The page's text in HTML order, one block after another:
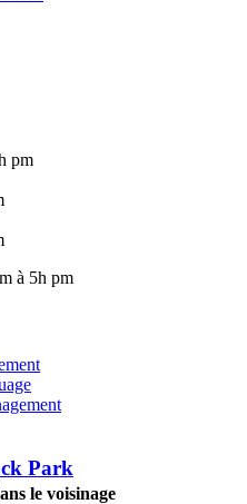
pm
à 5h pm
Park
le voisinage